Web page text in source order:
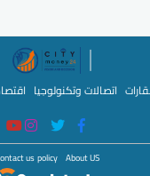
اتصالات وتكنولوجيا اقتصاد
About US
policy
contact us